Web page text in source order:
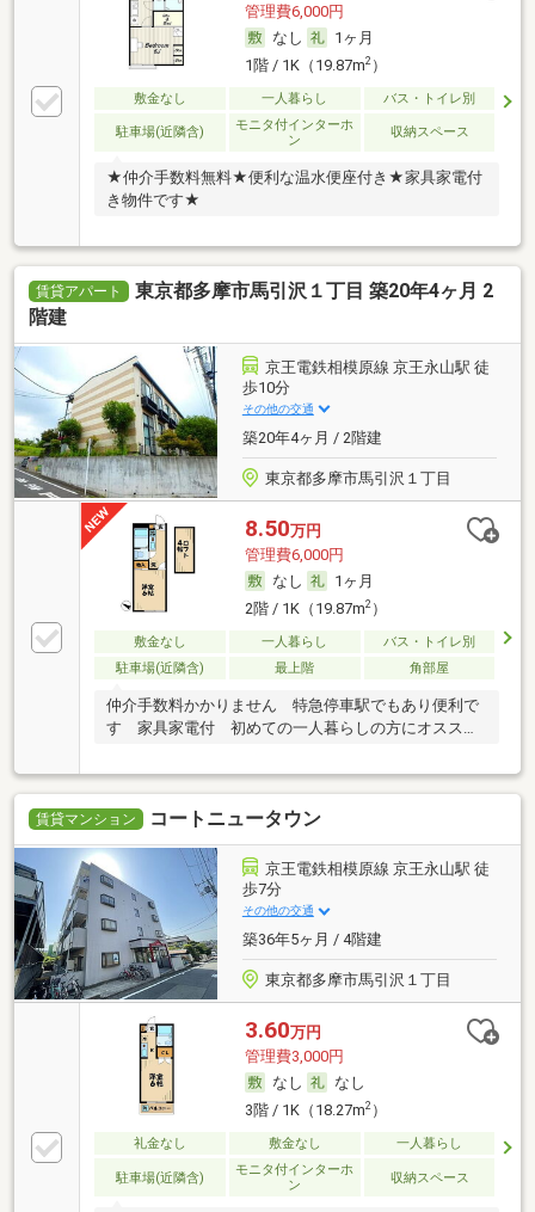
管理費6,000円
なし
1ヶ月
1階 / 1K（19.87m2）
敷金なし 一人暮らし バス・トイレ別
駐車場(近隣含)
モニタ付インターホ
ン
収納スペース
★仲介手数料無料★便利な温水便座付き★家具家電付
き物件です★
賃貸アパート
東京都多摩市馬引沢１丁目 築20年4ヶ月 2
階建
京王電鉄相模原線 京王永山駅 徒
歩10分
その他の交通
築20年4ヶ月 / 2階建
東京都多摩市馬引沢１丁目
8.50万円
管理費6,000円
なし
1ヶ月
2階 / 1K（19.87m2）
敷金なし 一人暮らし
バス・トイレ別
駐車場(近隣含)
最上階 角部屋
仲介手数料かかりません 特急停車駅でもあり便利で
す 家具家電付 初めての一人暮らしの方にオススメ
賃貸マンション コートニュータウン
京王電鉄相模原線 京王永山駅 徒
歩7分
その他の交通
築36年5ヶ月 / 4階建
東京都多摩市馬引沢１丁目
3.60万円
管理費3,000円
なし
なし
3階 / 1K（18.27m2）
礼金なし 敷金なし 一人暮らし
駐車場(近隣含)
モニタ付インターホ
ン
収納スペース